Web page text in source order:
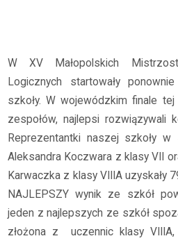
W XV Małopolskich
Logicznych startowały
szkoły. W wojewódzkim finale tej
zespołów, najlepsi rozwiązywali
Reprezentantki naszej szkoły w
Aleksandra Koczwara z klasy VII
Karwaczka z klasy VIIIA uzyskały
NAJLEPSZY wynik ze szkół
jeden z najlepszych ze szkół
złożona z uczennic klasy VIIIA,